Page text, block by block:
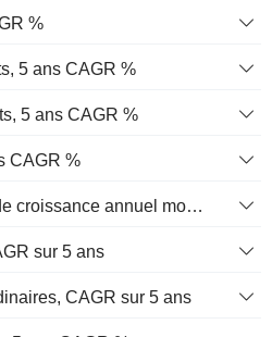
%
5 ans CAGR %
5 ans CAGR %
CAGR %
Dépôts totaux, taux de croissance annuel moyen sur 5 ans %.
sur 5 ans
CAGR sur 5 ans